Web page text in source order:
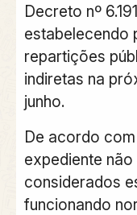
Decreto nº
estabelecendo
repartições
indiretas na
junho.
De acordo
expediente
considerados
funcionando